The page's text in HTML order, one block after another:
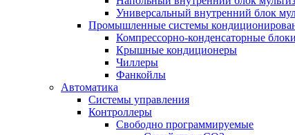
Универсальный внутренний блок
Промышленные системы
Компрессорно-конденсаторные блоки
Крышные кондиционеры
Чиллеры
Фанкойлы
Автоматика
Системы управления
Контроллеры
Свободно программируемые